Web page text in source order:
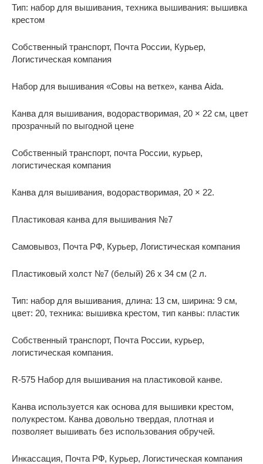
Тип: набор для вышивания, техника вышивания: вышивка
крестом
Собственный транспорт, Почта России, Курьер,
Логистическая компания
Набор для вышивания «Совы на ветке», канва Aida.
Канва для вышивания, водорастворимая, 20 × 22 см, цвет
прозрачный по выгодной цене
Собственный транспорт, почта России, курьер,
логистическая компания
Канва для вышивания, водорастворимая, 20 × 22.
Пластиковая канва для вышивания №7
Самовывоз, Почта РФ, Курьер, Логистическая компания
Пластиковый холст №7 (белый) 26 x 34 см (2 л.
Тип: набор для вышивания, длина: 13 см, ширина: 9 см,
цвет: 20, техника: вышивка крестом, тип канвы: пластик
Собственный транспорт, Почта России, курьер,
логистическая компания.
R-575 Набор для вышивания на пластиковой канве.
Канва используется как основа для вышивки крестом,
полукрестом. Канва довольно твердая, плотная и
позволяет вышивать без использования обручей.
Инкассация, Почта РФ, Курьер, Логистическая компания